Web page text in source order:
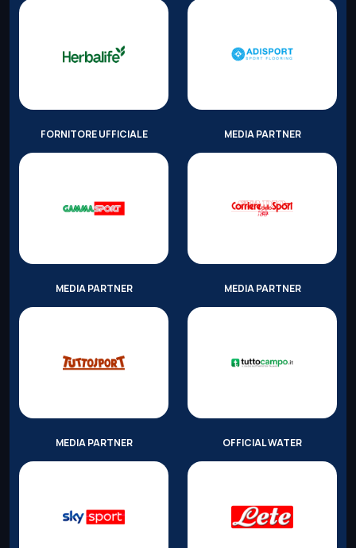
FORNITORE UFFICIALE MEDIA PARTNER
MEDIA PARTNER MEDIA PARTNER
MEDIA PARTNER OFFICIAL WATER